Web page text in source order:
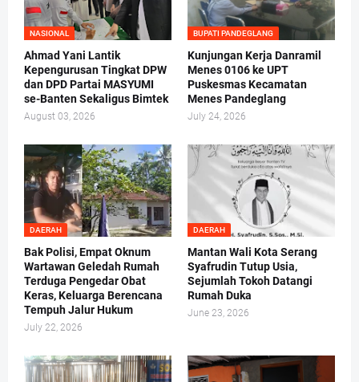
NASIONAL
Ahmad Yani Lantik
Kepengurusan Tingkat DPW
dan DPD Partai MASYUMI
se-Banten Sekaligus Bimtek
August 03, 2026
BUPATI PANDEGLANG
Kunjungan Kerja Danramil
Menes 0106 ke UPT
Puskesmas Kecamatan
Menes Pandeglang
July 24, 2026
DAERAH
Bak Polisi, Empat Oknum
Wartawan Geledah Rumah
Terduga Pengedar Obat
Keras, Keluarga Berencana
Tempuh Jalur Hukum
July 22, 2026
DAERAH
Mantan Wali Kota Serang
Syafrudin Tutup Usia,
Sejumlah Tokoh Datangi
Rumah Duka
June 23, 2026